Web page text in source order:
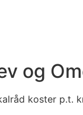
og
koster p.t.